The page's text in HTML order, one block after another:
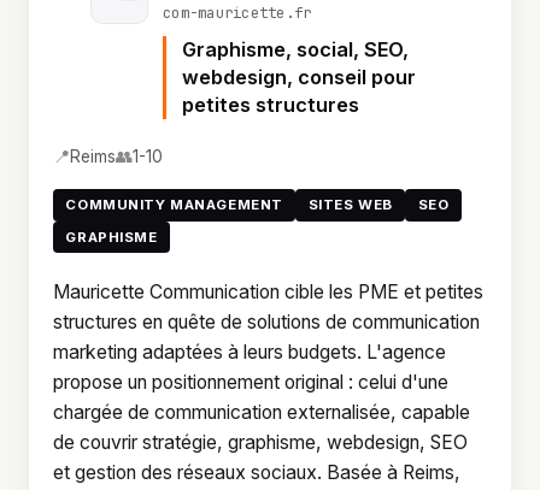
com-mauricette.fr
Graphisme, social, SEO,
webdesign, conseil pour
petites structures
📍Reims👥1-10
COMMUNITY MANAGEMENT SITES WEB
SEO
GRAPHISME
Mauricette Communication cible les PME et petites
structures en quête de solutions de communication
marketing adaptées à leurs budgets. L'agence
propose un positionnement original : celui d'une
chargée de communication externalisée, capable
de couvrir stratégie, graphisme, webdesign, SEO
et gestion des réseaux sociaux. Basée à Reims,